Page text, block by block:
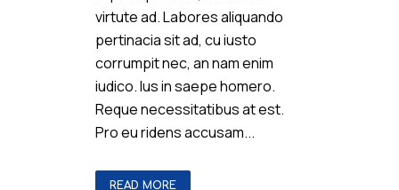
virtute ad. Labores aliquando
pertinacia sit ad, cu iusto
corrumpit nec, an nam enim
iudico. Ius in saepe homero.
Reque necessitatibus at est.
Pro eu ridens accusam...
READ MORE